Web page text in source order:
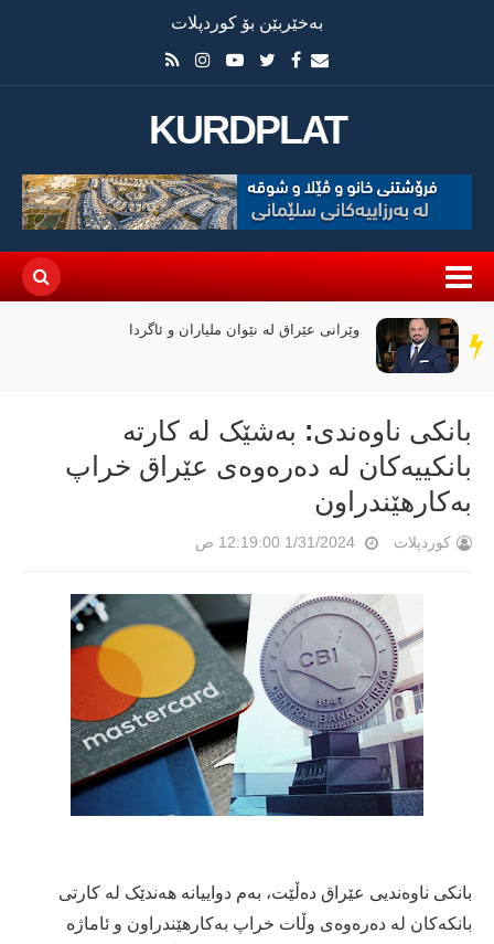
بەخێربێن بۆ کوردپلات
KURDPLAT
سەر
دێڕ
دانە گاز: لە نیوەی یەکەمی 2026 قازانجمان بە رێژەی
بانکی ناوەندی: بەشێک لە کارتە
بانکییەکان لە دەرەوەی عێراق خراپ
بەکارهێندراون
کوردپلات 1/31/2024 12:19:00 ص
بانکی ناوەندیی عێراق دەڵێت، بەم دواییانە هەندێک لە کارتی
بانکەکان لە دەرەوەی وڵات خراپ بەکارهێندراون و ئاماژە